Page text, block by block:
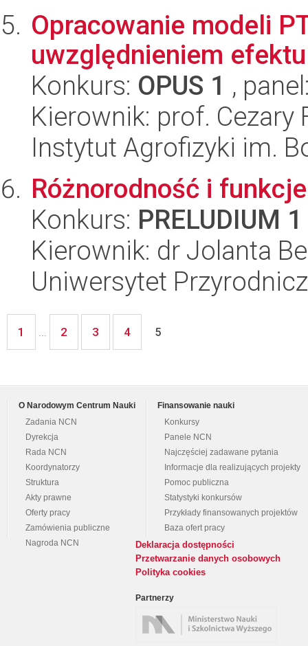
Opracowanie modeli
uwzględnieniem
Konkurs: OPUS 1 ,
Kierownik: prof. Cezary
Instytut Agrofizyki im.
Różnorodność i
Konkurs: PRELUDIUM 1
Kierownik: dr Jolanta
Uniwersytet
1 ... 2 3 4 5
O Narodowym Centrum Nauki
Zadania NCN
Dyrekcja
Rada NCN
Koordynatorzy
Struktura
Akty prawne
Oferty pracy
Zamówienia publiczne
Nagroda NCN
Finansowanie nauki
Konkursy
Panele NCN
Najczęściej zadawane pytania
Informacje dla realizujących projekty
Pomoc publiczna
Statystyki konkursów
Przykłady finansowanych projektów
Baza ofert pracy
Deklaracja dostępności
Przetwarzanie danych osobowych
Polityka cookies
Partnerzy